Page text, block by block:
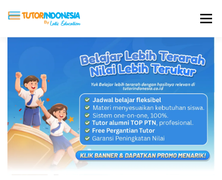
Menu
ABOUT US JADI PENGAJAR
BIAYA LES TESTIMONI PROFIL ALUMNI
BLOG DAFTAR SEKOLAH